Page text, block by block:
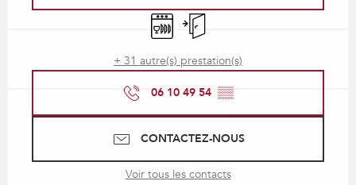
Lave vaisselleEntrée indépendante
+ 31 autre(s) prestation(s)
06 10 49 54 ▒▒
CONTACTEZ-NOUS
Voir tous les contacts